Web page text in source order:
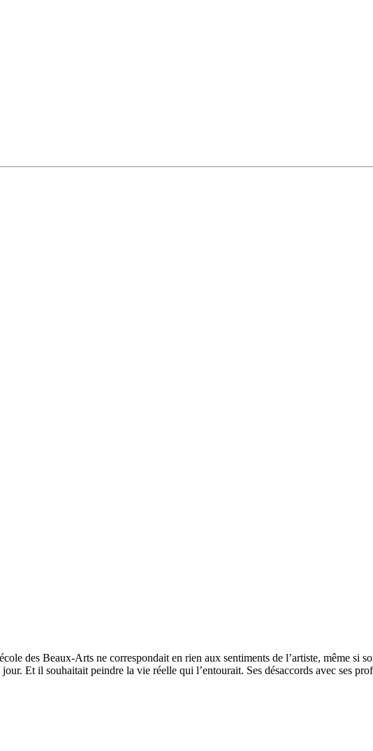
des Beaux-Arts ne correspondait en rien aux sentiments de l’artiste, même si
Et il souhaitait peindre la vie réelle qui l’entourait. Ses désaccords avec ses